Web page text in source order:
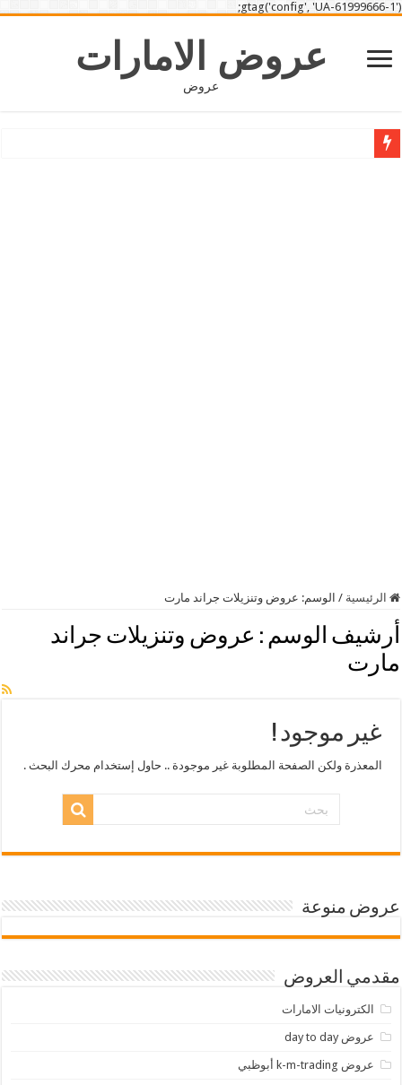
gtag('config', 'UA-61999666-1');
عروض الامارات
عروض
الرئيسية / الوسم: عروض وتنزيلات جراند مارت
أرشيف الوسم : عروض وتنزيلات جراند
مارت
غير موجود !
المعذرة ولكن الصفحة المطلوبة غير موجودة .. حاول إستخدام محرك البحث .
عروض منوعة
مقدمي العروض
الكترونيات الامارات
عروض day to day
عروض k-m-trading أبوظبي